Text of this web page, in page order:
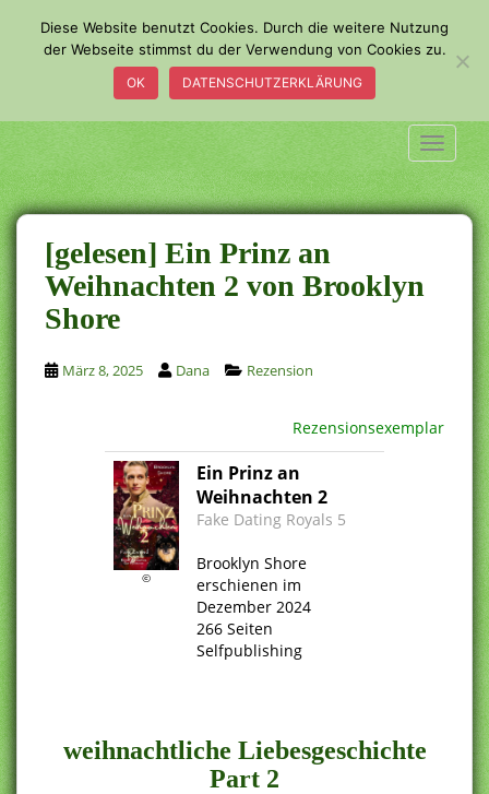
o
m
a
i
n
c
o
n
t
e
n
t
[gelesen] Ein Prinz an
Weihnachten 2 von Brooklyn
Shore
März 8, 2025 Dana Rezension
Rezensionsexemplar
©
Ein Prinz an
Weihnachten 2
Fake Dating Royals 5
Brooklyn Shore
erschienen im
Dezember 2024
266 Seiten
Selfpublishing
weihnachtliche Liebesgeschichte
Part 2
Diese Website benutzt Cookies. Durch die weitere Nutzung
der Webseite stimmst du der Verwendung von Cookies zu.
OK DATENSCHUTZERKLÄRUNG